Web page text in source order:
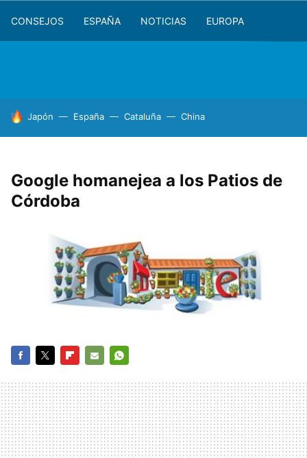
CONSEJOS ESPAÑA NOTICIAS EUROPA
HOY SE HABLA DE
Japón España Cataluña China
Google homanejea a los Patios de
Córdoba
MAIL